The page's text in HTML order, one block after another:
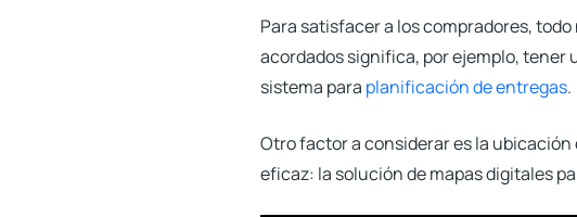
Para satisfacer a los compradores,
acordados significa, por ejemplo, tener
sistema para planificación de entregas.
Otro factor a considerar es la
eficaz: la solución de mapas digitales